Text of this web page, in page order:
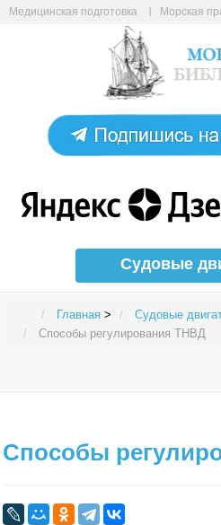
Медицинская подготовка Морская
Авиабилеты онлайн
Судовые
Главная > Судовые
Способы регулирования ТНВД
Способы